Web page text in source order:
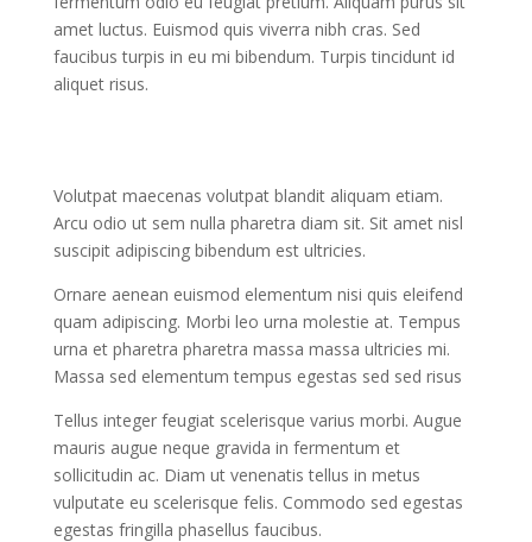
amet luctus. Euismod quis viverra nibh cras. Sed
faucibus turpis in eu mi bibendum. Turpis tincidunt id
aliquet risus.
Volutpat maecenas volutpat blandit aliquam etiam.
Arcu odio ut sem nulla pharetra diam sit. Sit amet nisl
suscipit adipiscing bibendum est ultricies.
Ornare aenean euismod elementum nisi quis eleifend
quam adipiscing. Morbi leo urna molestie at. Tempus
urna et pharetra pharetra massa massa ultricies mi.
Massa sed elementum tempus egestas sed sed risus
Tellus integer feugiat scelerisque varius morbi. Augue
mauris augue neque gravida in fermentum et
sollicitudin ac. Diam ut venenatis tellus in metus
vulputate eu scelerisque felis. Commodo sed egestas
egestas fringilla phasellus faucibus.